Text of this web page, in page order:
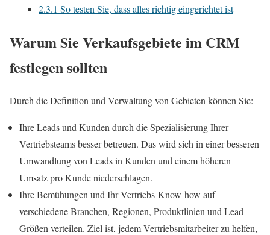
2.3.1 So testen Sie, dass alles richtig eingerichtet ist
Warum Sie Verkaufsgebiete im CRM
festlegen sollten
Durch die Definition und Verwaltung von Gebieten können Sie:
Ihre Leads und Kunden durch die Spezialisierung Ihrer
Vertriebsteams besser betreuen. Das wird sich in einer besseren
Umwandlung von Leads in Kunden und einem höheren
Umsatz pro Kunde niederschlagen.
Ihre Bemühungen und Ihr Vertriebs-Know-how auf
verschiedene Branchen, Regionen, Produktlinien und Lead-
Größen verteilen. Ziel ist, jedem Vertriebsmitarbeiter zu helfen,